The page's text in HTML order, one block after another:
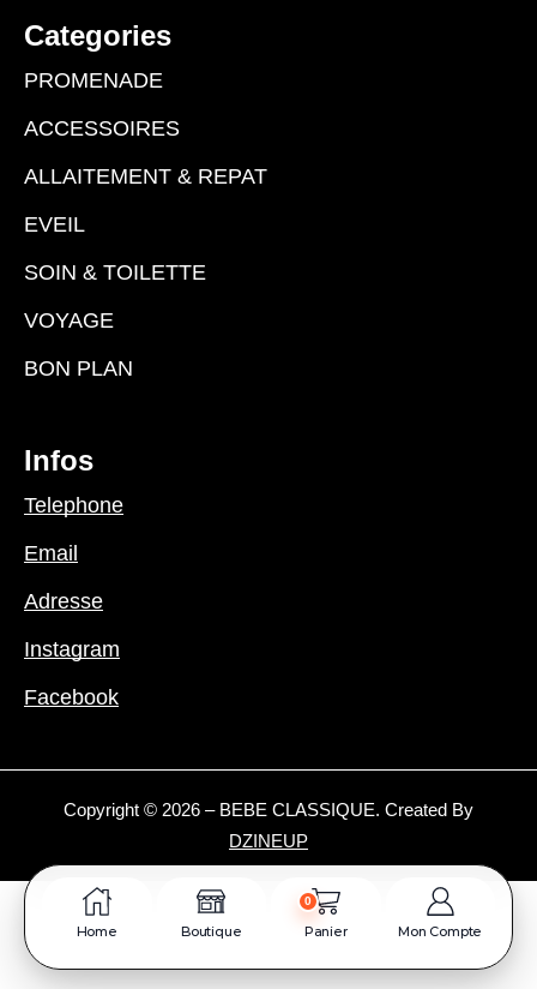
Home Boutique
0
Panier Mon Compte
Categories
PROMENADE
ACCESSOIRES
ALLAITEMENT & REPAT
EVEIL
SOIN & TOILETTE
VOYAGE
BON PLAN
Infos
Telephone
Email
Adresse
Instagram
Facebook
Copyright © 2026 – BEBE CLASSIQUE. Created By
DZINEUP